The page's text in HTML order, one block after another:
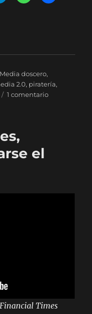
Media doscero,
2.0, piratería,
1 comentarioen
el
Financial Times